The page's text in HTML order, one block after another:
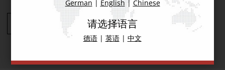
Mehr Informationen
German | English| Chinese
请选择语言
德语 | 英语 | 中文